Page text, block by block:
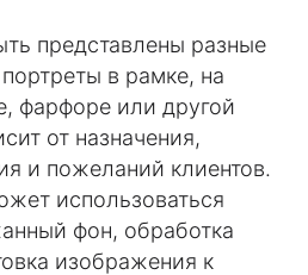
представлены разные
в рамке, на
фарфоре или другой
от назначения,
и пожеланий клиентов.
использоваться
фон, обработка
изображения к